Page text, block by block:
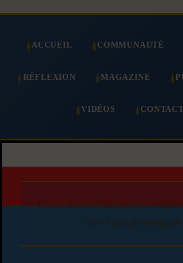
ACCUEIL COMMUNAUTÉ
RÉFLEXION MAGAZINE
VIDÉOS CONTACT
Copie d'article autorisée en
vers l'article d'origine